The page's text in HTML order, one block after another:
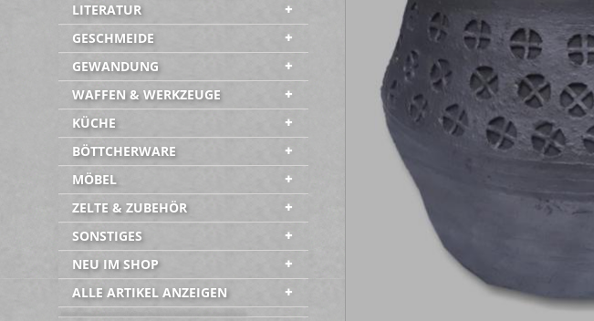
LITERATUR
GESCHMEIDE
GEWANDUNG
WAFFEN & WERKZEUGE
KÜCHE
BÖTTCHERWARE
MÖBEL
ZELTE & ZUBEHÖR
SONSTIGES
NEU IM SHOP
ALLE ARTIKEL ANZEIGEN
-----------------------------------------